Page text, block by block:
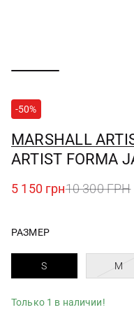
-50%
MARSHALL
ARTIST FORMA
5 150 грн10 300 ГРН
РАЗМЕР
S M
Только 1 в наличии!